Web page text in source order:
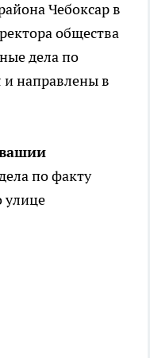
Чебоксар в
общества
дела по
направлены в
по факту
улице